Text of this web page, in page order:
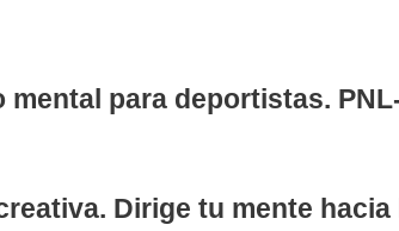
mental para deportistas.
Dirige tu mente